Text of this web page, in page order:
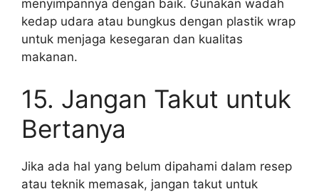
menyimpannya dengan baik. Gunakan wadah
kedap udara atau bungkus dengan plastik wrap
untuk menjaga kesegaran dan kualitas
makanan.
15. Jangan Takut untuk
Bertanya
Jika ada hal yang belum dipahami dalam resep
atau teknik memasak, jangan takut untuk